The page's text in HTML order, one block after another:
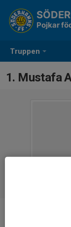
Truppen
Pojkar
1. Mustafa